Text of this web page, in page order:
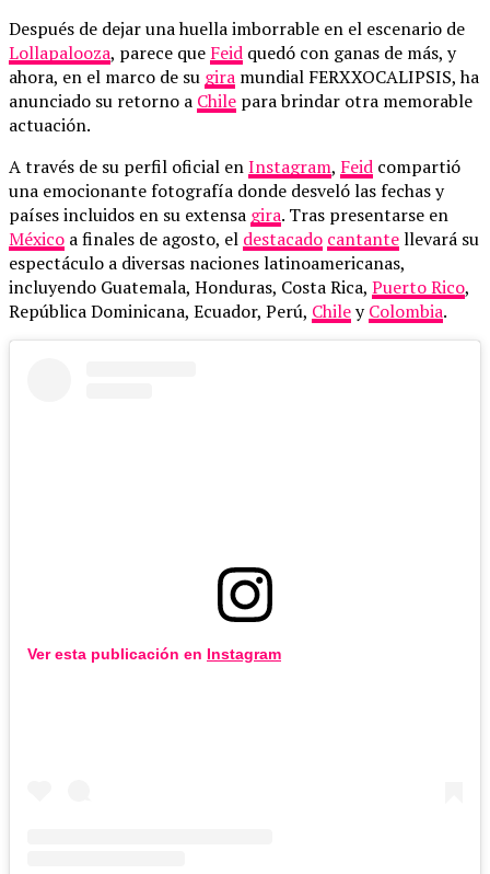
Después de dejar una huella imborrable en el escenario de
Lollapalooza, parece que Feid quedó con ganas de más, y
ahora, en el marco de su gira mundial FERXXOCALIPSIS, ha
anunciado su retorno a Chile para brindar otra memorable
actuación.
A través de su perfil oficial enInstagram, Feid compartió
una emocionante fotografía donde desveló las fechas y
países incluidos en su extensa gira. Tras presentarse en
México a finales de agosto, el destacado cantantellevará su
espectáculo a diversas naciones latinoamericanas,
incluyendo Guatemala, Honduras, Costa Rica, Puerto Rico,
República Dominicana, Ecuador, Perú, ChileyColombia.
Ver esta publicación en Instagram